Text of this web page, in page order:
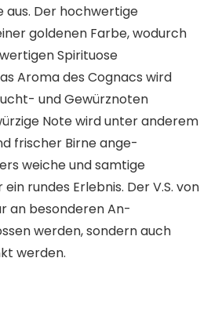
Der hochwertige
goldenen Farbe, wodurch
Spirituose
Aroma des Cognacs wird
und Gewürznoten
Note wird unter anderem
frischer Birne ange-
weiche und samtige
rundes Erlebnis. Der V.S. von
an besonderen An-
werden, sondern auch
werden.